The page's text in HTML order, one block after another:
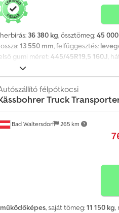
36 380 kg, össztömeg:45
13 550 mm, felfüggesztés:
gumi méret:445/45R19,5 160J,
nincs
1 db 20 lábas vagy 2 db 20
felára: 1000 €. Nyomdai hibák,
Bad Waltersdorf 265 km
félpótkocsi
Truck
, saját tömeg:11 150 kg,